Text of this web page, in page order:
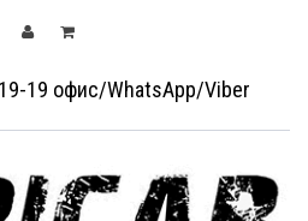
19 офис/WhatsApp/Viber